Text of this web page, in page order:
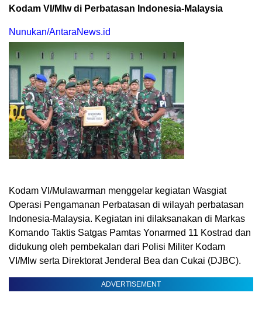
Kodam VI/Mlw di Perbatasan Indonesia-Malaysia
Nunukan/AntaraNews.id
Kodam VI/Mulawarman menggelar kegiatan Wasgiat
Operasi Pengamanan Perbatasan di wilayah perbatasan
Indonesia-Malaysia. Kegiatan ini dilaksanakan di Markas
Komando Taktis Satgas Pamtas Yonarmed 11 Kostrad dan
didukung oleh pembekalan dari Polisi Militer Kodam
VI/Mlw serta Direktorat Jenderal Bea dan Cukai (DJBC).
ADVERTISEMENT